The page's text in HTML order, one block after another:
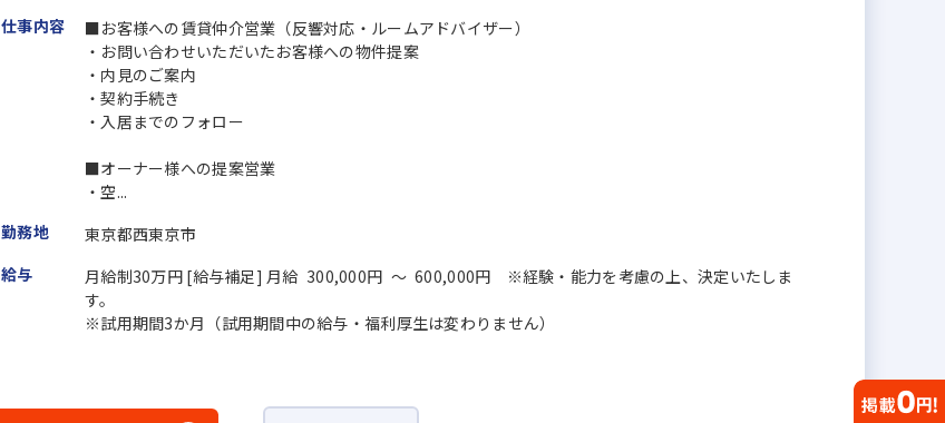
仕事内容
■お客様への賃貸仲介営業（反響対応・ルームアドバイザー）
・お問い合わせいただいたお客様への物件提案
・内見のご案内
・契約手続き
・入居までのフォロー
■オーナー様への提案営業
・空...
勤務地
東京都西東京市
給与
月給制30万円 [給与補足] 月給 300,000円 ～ 600,000円 ※経験・能力を考慮の上、決定いたしま
す。
※試用期間3か月（試用期間中の給与・福利厚生は変わりません）